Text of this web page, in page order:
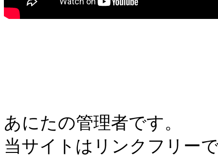
あにたの管理者です。
当サイトはリンクフリー